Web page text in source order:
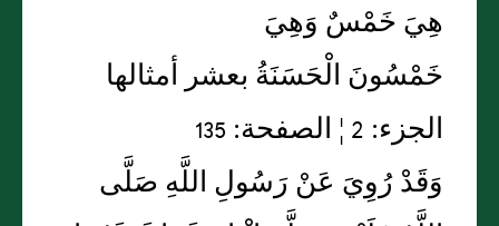
هِيَ خَمْسٌ وَهِيَ
خَمْسُونَ الْحَسَنَةُ بعشر أمثالها
الجزء: 2 ¦ الصفحة: 135
وَقَدْ رُوِيَ عَنْ رَسُولِ اللَّهِ صَلَّى